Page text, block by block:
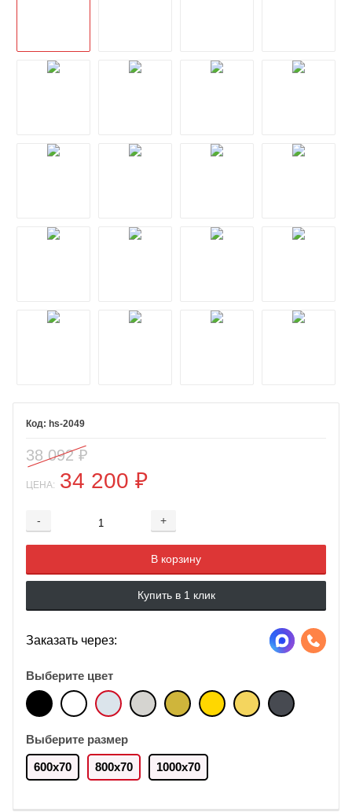
hs-2049
38 092₽
ЦЕНА: 34 200 ₽
- +
Добавляется...
В корзину
Добавлен
Купить в 1 клик
Заказать через:
Выберите цвет
Выберите размер
600x70 800x70 1000x70